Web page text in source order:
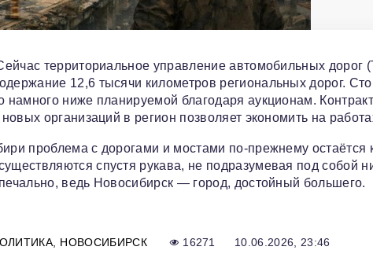
территориальное управление автомобильных дорог
12,6 тысячи километров региональных дорог.
намного ниже планируемой благодаря аукционам.
организаций в регион позволяет экономить на
проблема с дорогами и мостами по‑прежнему остаётся
спустя рукава, не подразумевая под собой
ведь Новосибирск — город, достойный большего.
НОВОСИБИРСК 16271 10.06.2026, 23:46